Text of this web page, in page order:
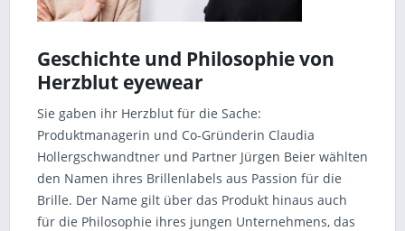
Geschichte und Philosophie von
Herzblut eyewear
Sie gaben ihr Herzblut für die Sache:
Produktmanagerin und Co-Gründerin Claudia
Hollergschwandtner und Partner Jürgen Beier wählten
den Namen ihres Brillenlabels aus Passion für die
Brille. Der Name gilt über das Produkt hinaus auch
für die Philosophie ihres jungen Unternehmens, das